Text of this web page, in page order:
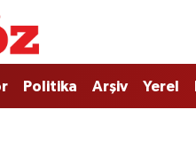
Politika Arşiv Yerel